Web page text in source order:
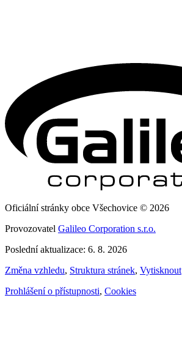
Oficiální stránky obce Všechovice © 2026
Provozovatel Galileo Corporation s.r.o.
Poslední aktualizace: 6. 8. 2026
Změna vzhledu, Struktura stránek, Vytisknout
Prohlášení o přístupnosti, Cookies